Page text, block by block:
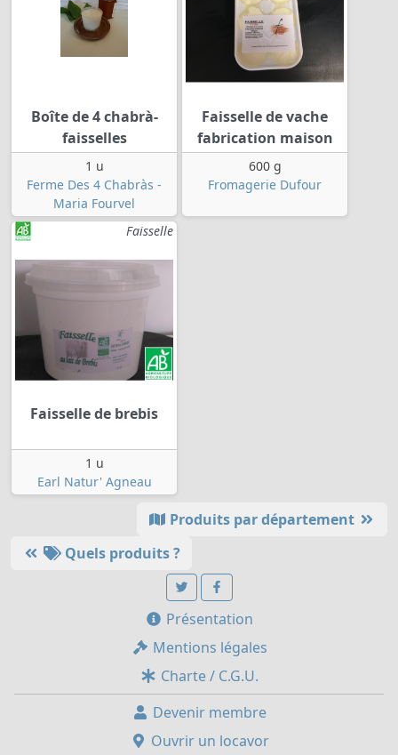
Boîte de 4 chabrà-
faisselles
1 u
Ferme Des 4 Chabràs -
Maria Fourvel
Faisselle de vache
fabrication maison
600 g
Fromagerie Dufour
Faisselle
Faisselle de brebis
1 u
Earl Natur' Agneau
Produits par département
Quels produits ?
Présentation
Mentions légales
Charte / C.G.U.
Devenir membre
Ouvrir un locavor